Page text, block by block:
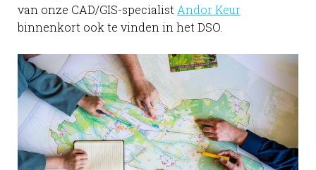
van onze CAD/GIS-specialist Andor Keur
binnenkort ook te vinden in het DSO.